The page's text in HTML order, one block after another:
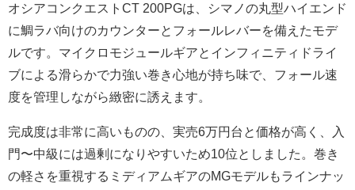
オシアコンクエストCT 200PGは、シマノの丸型ハイエンド
に鯛ラバ向けのカウンターとフォールレバーを備えたモデ
ルです。マイクロモジュールギアとインフィニティドライ
ブによる滑らかで力強い巻き心地が持ち味で、フォール速
度を管理しながら緻密に誘えます。
完成度は非常に高いものの、実売6万円台と価格が高く、入
門〜中級には過剰になりやすいため10位としました。巻き
の軽さを重視するミディアムギアのMGモデルもラインナッ